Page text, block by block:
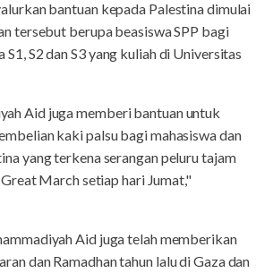
bantuan kepada Palestina dimulai
tersebut berupa beasiswa SPP bagi
S1, S2 dan S3 yang kuliah di Universitas
Aid juga memberi bantuan untuk
kaki palsu bagi mahasiswa dan
yang terkena serangan peluru tajam
March setiap hari Jumat,"
Aid juga telah memberikan
dan Ramadhan tahun lalu di Gaza dan